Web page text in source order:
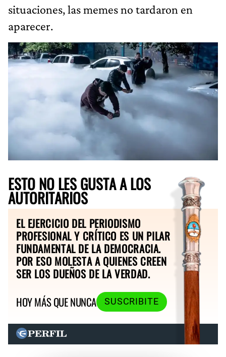
situaciones, las memes no tardaron en
aparecer.
ESTO NO LES GUSTA A LOS
AUTORITARIOS
EL EJERCICIO DEL PERIODISMO
PROFESIONAL Y CRÍTICO ES UN PILAR
FUNDAMENTAL DE LA DEMOCRACIA.
POR ESO MOLESTA A QUIENES CREEN
SER LOS DUEÑOS DE LA VERDAD.
HOY MÁS QUE NUNCA
SUSCRIBITE